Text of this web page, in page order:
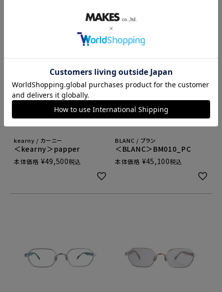
kearny / カーニー
＜kearny＞papper
本体価格 ¥49,500税込
BLANC / ブラン
＜BLANC＞BM010_PC
本体価格 ¥45,100税込